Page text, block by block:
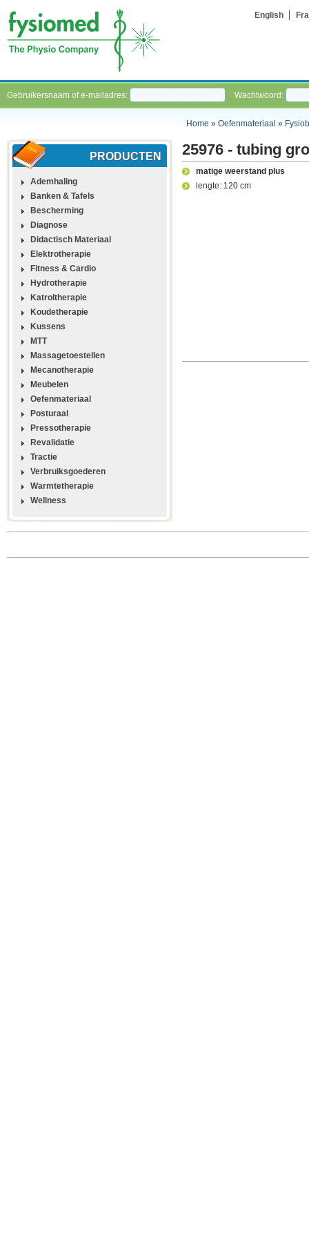
English
Gebruikersnaam of e-mailadres: Wachtwoord:
Home » Oefenmateriaal »
PRODUCTEN
Ademhaling
Banken & Tafels
Bescherming
Diagnose
Didactisch Materiaal
Elektrotherapie
Fitness & Cardio
Hydrotherapie
Katroltherapie
Koudetherapie
Kussens
MTT
Massagetoestellen
Mecanotherapie
Meubelen
Oefenmateriaal
Posturaal
Pressotherapie
Revalidatie
Tractie
Verbruiksgoederen
Warmtetherapie
Wellness
25976 - tubing
matige weerstand plus
lengte: 120 cm